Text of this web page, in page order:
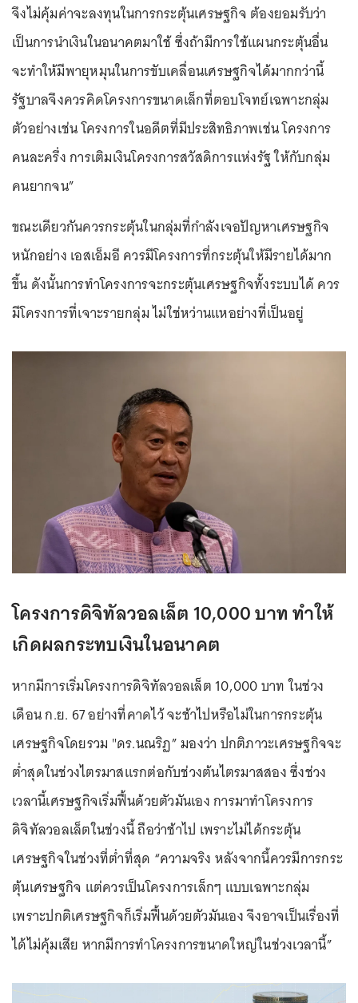
จึงไม่คุ้มค่าจะลงทุนในการกระตุ้นเศรษฐกิจ ต้องยอมรับว่า
เป็นการนำเงินในอนาคตมาใช้ ซึ่งถ้ามีการใช้แผนกระตุ้นอื่น
จะทำให้มีพายุหมุนในการขับเคลื่อนเศรษฐกิจได้มากกว่านี้
รัฐบาลจึงควรคิดโครงการขนาดเล็กที่ตอบโจทย์เฉพาะกลุ่ม
ตัวอย่างเช่น โครงการในอดีตที่มีประสิทธิภาพเช่น โครงการ
คนละครึ่ง การเติมเงินโครงการสวัสดิการแห่งรัฐ ให้กับกลุ่ม
คนยากจน”
ขณะเดียวกันควรกระตุ้นในกลุ่มที่กำลังเจอปัญหาเศรษฐกิจ
หนักอย่าง เอสเอ็มอี ควรมีโครงการที่กระตุ้นให้มีรายได้มาก
ขึ้น ดังนั้นการทำโครงการจะกระตุ้นเศรษฐกิจทั้งระบบได้ ควร
มีโครงการที่เจาะรายกลุ่ม ไม่ใช่หว่านแหอย่างที่เป็นอยู่
โครงการดิจิทัลวอลเล็ต 10,000 บาท ทำให้
เกิดผลกระทบเงินในอนาคต
หากมีการเริ่มโครงการดิจิทัลวอลเล็ต 10,000 บาท ในช่วง
เดือน ก.ย. 67 อย่างที่คาดไว้ จะช้าไปหรือไม่ในการกระตุ้น
เศรษฐกิจโดยรวม "ดร.นณริฏ” มองว่า ปกติภาวะเศรษฐกิจจะ
ต่ำสุดในช่วงไตรมาสแรกต่อกับช่วงต้นไตรมาสสอง ซึ่งช่วง
เวลานี้เศรษฐกิจเริ่มฟื้นด้วยตัวมันเอง การมาทำโครงการ
ดิจิทัลวอลเล็ตในช่วงนี้ ถือว่าช้าไป เพราะไม่ได้กระตุ้น
เศรษฐกิจในช่วงที่ต่ำที่สุด “ความจริง หลังจากนี้ควรมีการกระ
ตุ้นเศรษฐกิจ แต่ควรเป็นโครงการเล็กๆ แบบเฉพาะกลุ่ม
เพราะปกติเศรษฐกิจก็เริ่มฟื้นด้วยตัวมันเอง จึงอาจเป็นเรื่องที่
ได้ไม่คุ้มเสีย หากมีการทำโครงการขนาดใหญ่ในช่วงเวลานี้”